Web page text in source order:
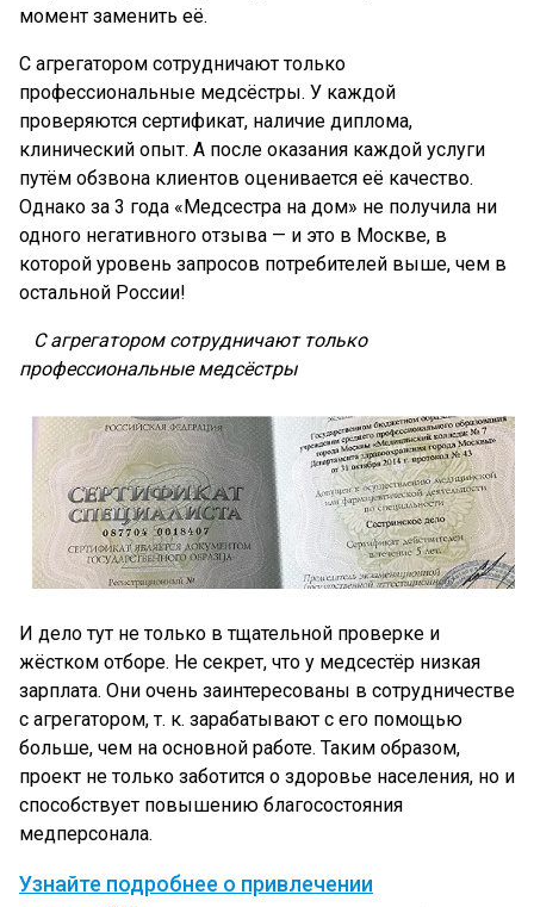
момент заменить её.
С агрегатором сотрудничают только
профессиональные медсёстры. У каждой
проверяются сертификат, наличие диплома,
клинический опыт. А после оказания каждой услуги
путём обзвона клиентов оценивается её качество.
Однако за 3 года «Медсестра на дом» не получила ни
одного негативного отзыва — и это в Москве, в
которой уровень запросов потребителей выше, чем в
остальной России!
С агрегатором сотрудничают только
профессиональные медсёстры
И дело тут не только в тщательной проверке и
жёстком отборе. Не секрет, что у медсестёр низкая
зарплата. Они очень заинтересованы в сотрудничестве
с агрегатором, т. к. зарабатывают с его помощью
больше, чем на основной работе. Таким образом,
проект не только заботится о здоровье населения, но и
способствует повышению благосостояния
медперсонала.
Узнайте подробнее о привлечении